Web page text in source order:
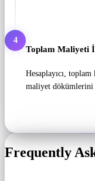
4
Toplam Maliyeti
Hesaplayıcı,
maliyet dökümlerini
Frequently